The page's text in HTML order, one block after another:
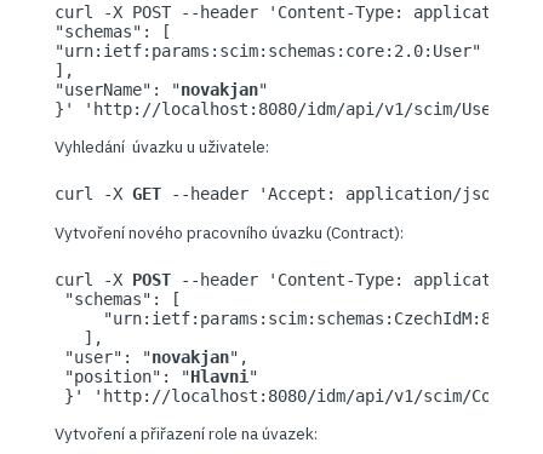
curl -X POST --header 'Content-Type:
"schemas": [
"urn:ietf:params:scim:schemas:core:2.0:User"
],
"userName": "novakjan"
Vyhledání úvazku u uživatele:
curl -X GET --header 'Accept: application/json' --
Vytvoření nového pracovního úvazku (Contract):
curl -X POST --header 'Content-Type: application/
"schemas": [
     "urn:ietf:params:scim:schemas:CzechIdM:8.1:
   ],
"user": "novakjan",
"position": "Hlavni "
Vytvoření a přiřazení role na úvazek: